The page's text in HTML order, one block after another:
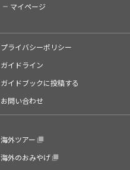
マイページ
プライバシーポリシー
ガイドライン
ガイドブックに投稿する
お問い合わせ
海外ツアー
海外のおみやげ